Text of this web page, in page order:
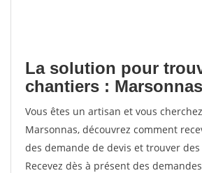
La solution pour
chantiers : Marsonnas
Vous êtes un artisan et vous
Marsonnas, découvrez comment
des demande de devis et trouver
Recevez dès à présent des